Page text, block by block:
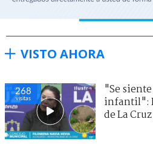
VISTO AHORA
268
visitas
"Se
infantil":
de La